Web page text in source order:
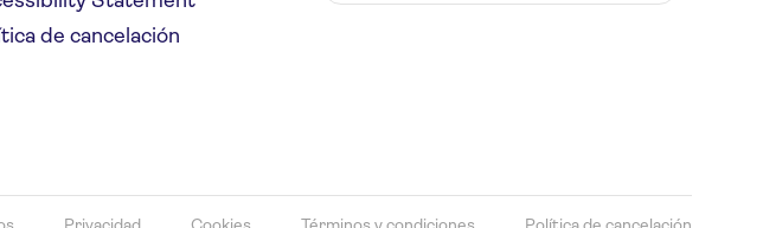
de cancelación